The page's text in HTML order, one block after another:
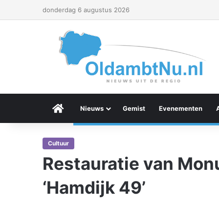
donderdag 6 augustus 2026
Menu Item
Nieuws Gemist Evenementen
Cultuur
Restauratie van
‘Hamdijk 49’